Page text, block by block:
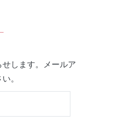
します。メールア
。